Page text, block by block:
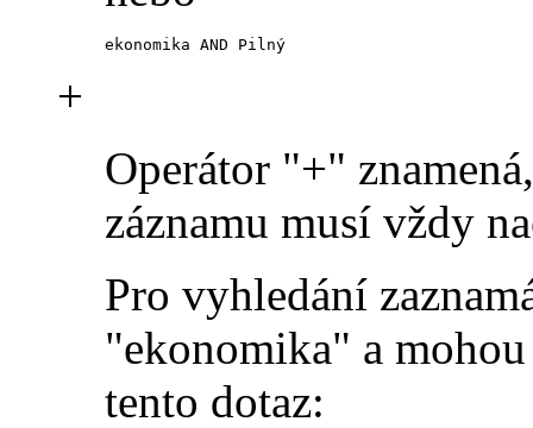
ekonomika AND Pilný
+
Operátor "+"
záznamu musí vždy
Pro vyhledání
"ekonomika" a
tento dotaz: